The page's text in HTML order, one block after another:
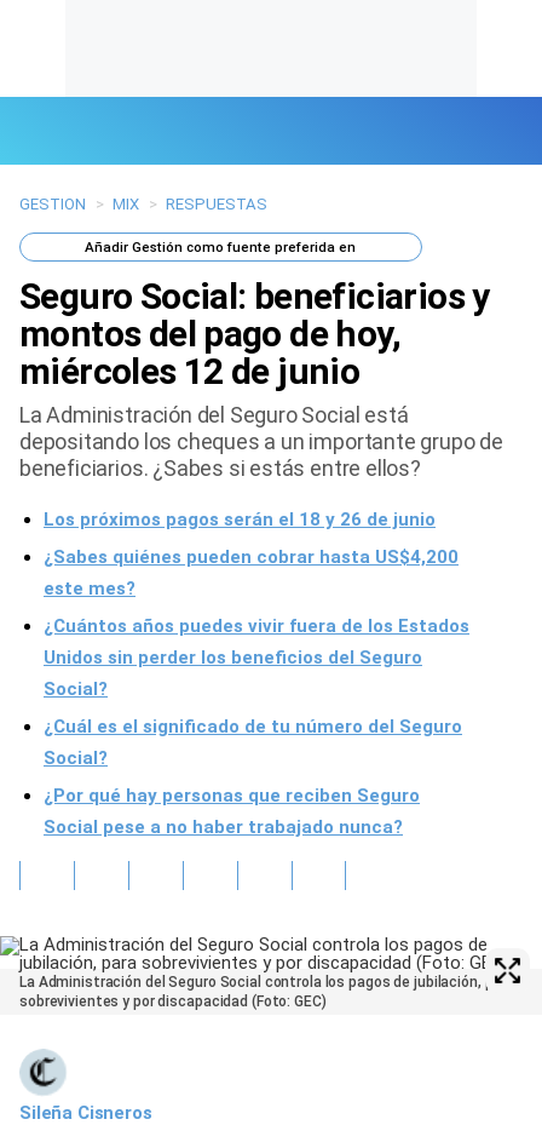
Últimas Noticias
Mi Bolsillo
Respuestas
Gente
Vida Laboral
GESTION > MIX > RESPUESTAS
AñadirGestión como fuente preferida en
Seguro Social: beneficiarios y
montos del pago de hoy,
miércoles 12 de junio
La Administración del Seguro Social está
depositando los cheques a un importante grupo de
beneficiarios. ¿Sabes si estás entre ellos?
Los próximos pagos serán el 18 y 26 de junio
¿Sabes quiénes pueden cobrar hasta US$4,200
este mes?
¿Cuántos años puedes vivir fuera de los Estados
Unidos sin perder los beneficios del Seguro
Social?
¿Cuál es el significado de tu número del Seguro
Social?
¿Por qué hay personas que reciben Seguro
Social pese a no haber trabajado nunca?
La Administración del Seguro Social controla los pagos de jubilación, para
sobrevivientes y por discapacidad (Foto: GEC)
Sileña Cisneros